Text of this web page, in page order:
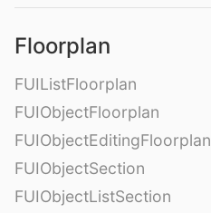
Floorplan
FUIListFloorplan
FUIObjectFloorplan
FUIObjectEditingFloorplan
FUIObjectSection
FUIObjectListSection